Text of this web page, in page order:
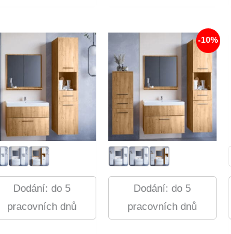
Dodání: do 5
pracovních dnů
-10%
Dodání: do 5
pracovních dnů